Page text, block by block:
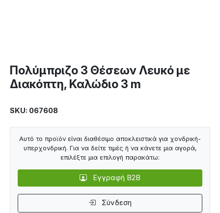
Πολύμπριζο 3 Θέσεων Λευκό με
Διακόπτη, Καλώδιο 3 m
SKU: 067608
Αυτό το προϊόν είναι διαθέσιμο αποκλειστικά για χονδρική-
υπερχονδρική. Για να δείτε τιμές ή να κάνετε μια αγορά,
επιλέξτε μια επιλογή παρακάτω:
Εγγραφή B2B
Σύνδεση